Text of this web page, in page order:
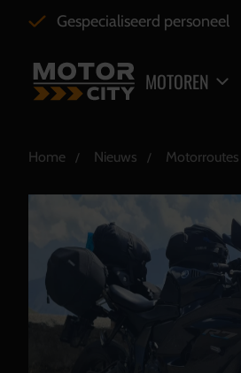
Gespecialiseerd personeel
MOTOREN
Home Nieuws Motorroutes